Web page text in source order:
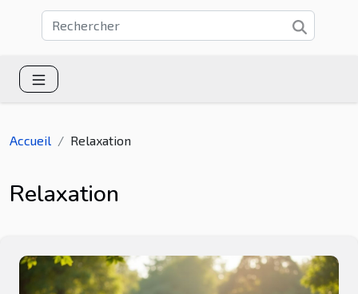
Accueil Relaxation
Relaxation